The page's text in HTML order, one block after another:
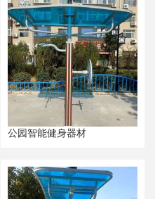
公园智能健身器材